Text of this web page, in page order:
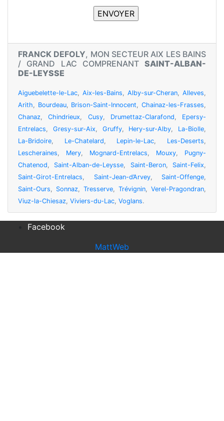
FRANCK DEFOLY, MON SECTEUR AIX LES BAINS
/ GRAND LAC COMPRENANT SAINT-ALBAN-
DE-LEYSSE
Aiguebelette-le-Lac, Aix-les-Bains, Alby-sur-Cheran, Alleves,
Arith, Bourdeau, Brison-Saint-Innocent,Chainaz-les-Frasses,
Chanaz,Chindrieux, Cusy, Drumettaz-Clarafond, Epersy-
Entrelacs, Gresy-sur-Aix, Gruffy, Hery-sur-Alby, La-Biolle,
La-Bridoire, Le-Chatelard, Lepin-le-Lac, Les-Deserts,
Lescheraines, Mery, Mognard-Entrelacs, Mouxy, Pugny-
Chatenod, Saint-Alban-de-Leysse, Saint-Beron, Saint-Felix,
Saint-Girot-Entrelacs, Saint-Jean-d’Arvey, Saint-Offenge,
Saint-Ours, Sonnaz, Tresserve, Trévignin, Verel-Pragondran,
Viuz-la-Chiesaz, Viviers-du-Lac, Voglans.
Facebook
MattWeb